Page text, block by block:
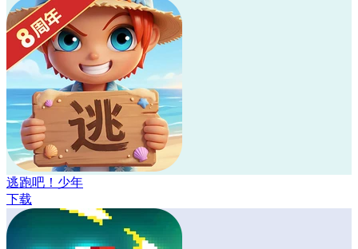
逃跑吧！少年
下载